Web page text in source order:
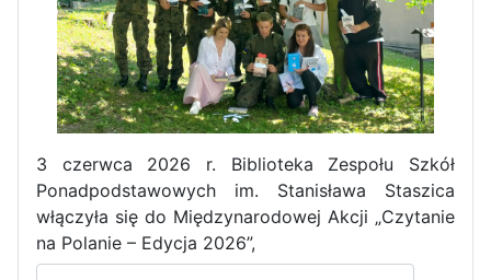
3 czerwca 2026 r. Biblioteka Zespołu Szkół
Ponadpodstawowych im. Stanisława Staszica
włączyła się do Międzynarodowej Akcji „Czytanie
na Polanie – Edycja 2026”,